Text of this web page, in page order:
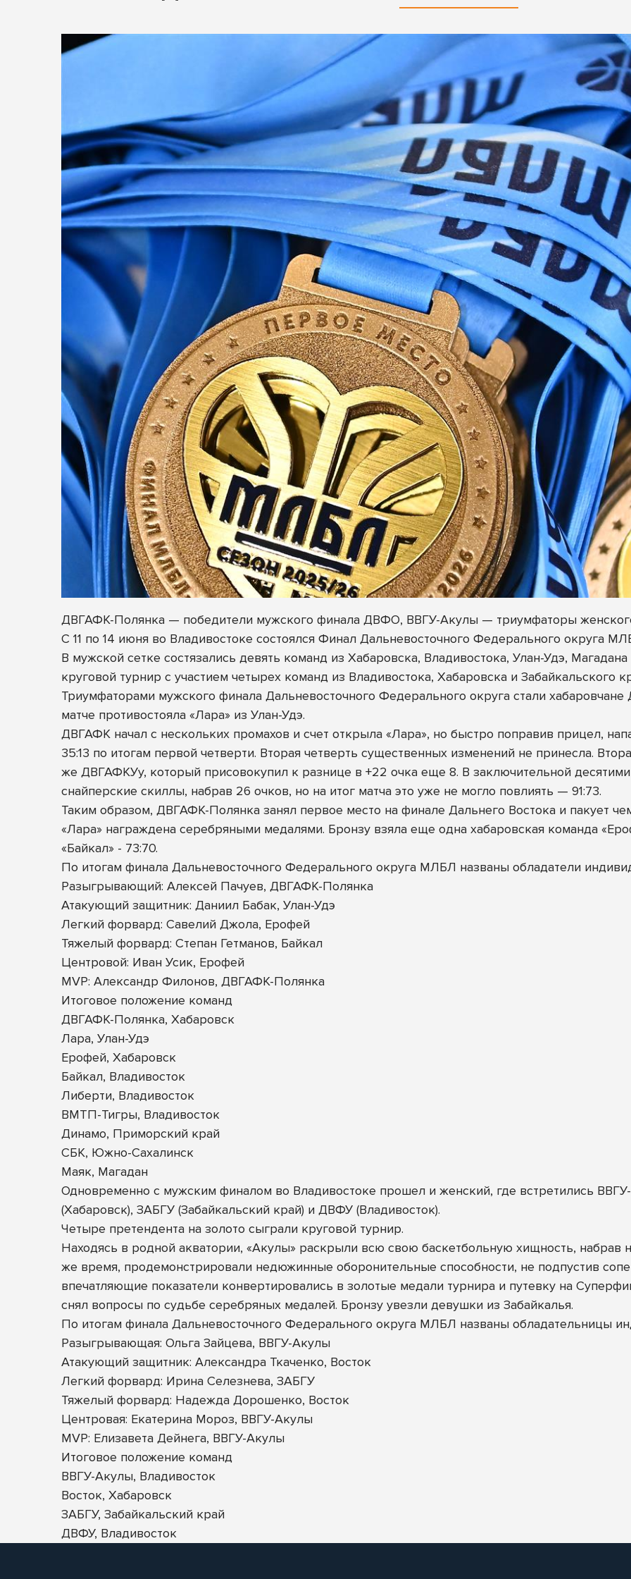
ДВГАФК-Полянка — победители мужского финала ДВФО, ВВГУ-Акулы — триумфаторы
С 11 по 14 июня во Владивостоке состоялся Финал Дальневосточного Федерального округа
В мужской сетке состязались девять команд из Хабаровска, Владивостока, Улан-Удэ,
круговой турнир с участием четырех команд из Владивостока, Хабаровска и Забайкальского
Триумфаторами мужского финала Дальневосточного Федерального округа стали
матче противостояла «Лара» из Улан-Удэ.
ДВГАФК начал с нескольких промахов и счет открыла «Лара», но быстро поправив прицел,
35:13 по итогам первой четверти. Вторая четверть существенных изменений не принесла.
же ДВГАФКУу, который присовокупил к разнице в +22 очка еще 8. В заключительной
снайперские скиллы, набрав 26 очков, но на итог матча это уже не могло повлиять — 91:73.
Таким образом, ДВГАФК-Полянка занял первое место на финале Дальнего Востока и пакует
«Лара» награждена серебряными медалями. Бронзу взяла еще одна хабаровская команда
«Байкал» - 73:70.
По итогам финала Дальневосточного Федерального округа МЛБЛ названы обладатели
Разыгрывающий: Алексей Пачуев, ДВГАФК-Полянка
Атакующий защитник: Даниил Бабак, Улан-Удэ
Легкий форвард: Савелий Джола, Ерофей
Тяжелый форвард: Степан Гетманов, Байкал
Центровой: Иван Усик, Ерофей
MVP: Александр Филонов, ДВГАФК-Полянка
Итоговое положение команд
ДВГАФК-Полянка, Хабаровск
Лара, Улан-Удэ
Ерофей, Хабаровск
Байкал, Владивосток
Либерти, Владивосток
ВМТП-Тигры, Владивосток
Динамо, Приморский край
СБК, Южно-Сахалинск
Маяк, Магадан
Одновременно с мужским финалом во Владивостоке прошел и женский, где встретились
(Хабаровск), ЗАБГУ (Забайкальский край) и ДВФУ (Владивосток).
Четыре претендента на золото сыграли круговой турнир.
Находясь в родной акватории, «Акулы» раскрыли всю свою баскетбольную хищность, набрав
же время, продемонстрировали недюжинные оборонительные способности, не подпустив
впечатляющие показатели конвертировались в золотые медали турнира и путевку на
снял вопросы по судьбе серебряных медалей. Бронзу увезли девушки из Забайкалья.
По итогам финала Дальневосточного Федерального округа МЛБЛ названы обладательницы
Разыгрывающая: Ольга Зайцева, ВВГУ-Акулы
Атакующий защитник: Александра Ткаченко, Восток
Легкий форвард: Ирина Селезнева, ЗАБГУ
Тяжелый форвард: Надежда Дорошенко, Восток
Центровая: Екатерина Мороз, ВВГУ-Акулы
MVP: Елизавета Дейнега, ВВГУ-Акулы
Итоговое положение команд
ВВГУ-Акулы, Владивосток
Восток, Хабаровск
ЗАБГУ, Забайкальский край
ДВФУ, Владивосток